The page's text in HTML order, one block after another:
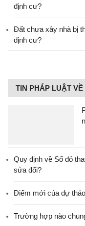
định cư?
Đất chưa xây nhà bị
định cư?
TIN PHÁP LUẬT
Quy định về Sổ đỏ
sửa đổi?
Điểm mới của dự
Trường hợp nào